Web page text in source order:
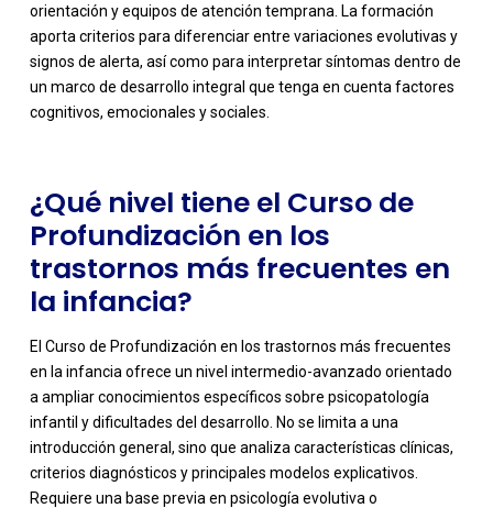
orientación y equipos de atención temprana. La formación
aporta criterios para diferenciar entre variaciones evolutivas y
signos de alerta, así como para interpretar síntomas dentro de
un marco de desarrollo integral que tenga en cuenta factores
cognitivos, emocionales y sociales.
-
¿Qué nivel tiene el Curso de
Profundización en los
trastornos más frecuentes en
la infancia?
El Curso de Profundización en los trastornos más frecuentes
en la infancia ofrece un nivel intermedio-avanzado orientado
a ampliar conocimientos específicos sobre psicopatología
infantil y dificultades del desarrollo. No se limita a una
introducción general, sino que analiza características clínicas,
criterios diagnósticos y principales modelos explicativos.
Requiere una base previa en psicología evolutiva o
-